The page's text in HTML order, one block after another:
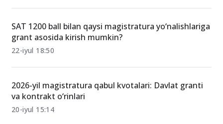
eng so‘nggi ma’lumotlar
24-iyul 18:52
grant asosida kirish mumkin?
22-iyul 18:50